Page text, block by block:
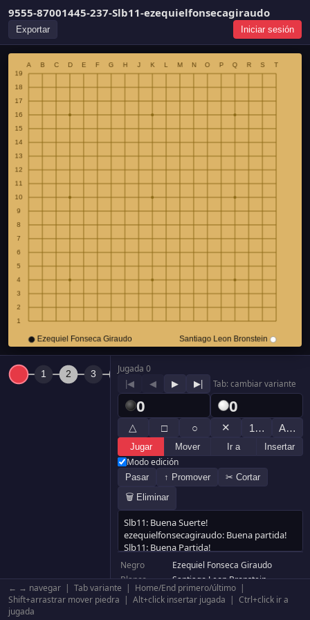
9555-87001445-237-Slb11-ezequielfonsecagiraudo
Exportar Iniciar sesión
Jugada 0
|◀ ◀ ▶ ▶| Tab: cambiar variante
0 0
△ □ ○ ✕ 1… A…
Jugar Mover Ir a Insertar
Modo edición
Pasar ↑ Promover
✂ Cortar
🗑 Eliminar
Negro
Ezequiel Fonseca Giraudo
Blanco
Santiago Leon Bronstein
Resultado
Blanco +0.5
Komi
← → navegar | Tab variante | Home/End primero/último |
Shift+arrastrar mover piedra | Alt+click insertar jugada | Ctrl+click ir a
jugada